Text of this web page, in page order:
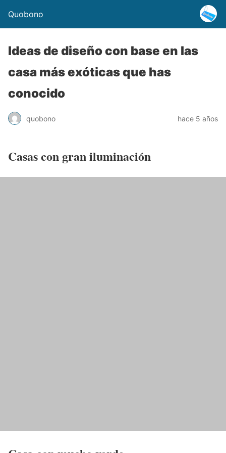
Quobono
Ideas de diseño con base en las
casa más exóticas que has
conocido
quobono hace 5 años
Casas con gran iluminación